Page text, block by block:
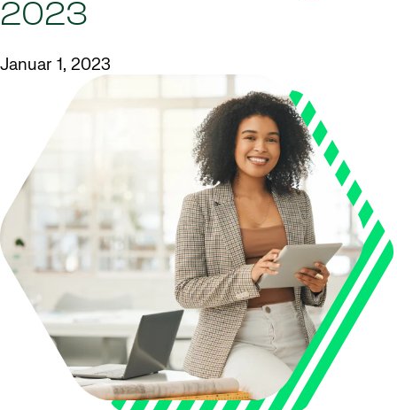
2023
Januar 1, 2023